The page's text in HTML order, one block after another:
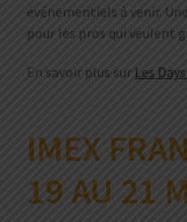
événementiels à venir.
pour les pros qui veulent
En savoir plus sur Les
IMEX
19 AU 21